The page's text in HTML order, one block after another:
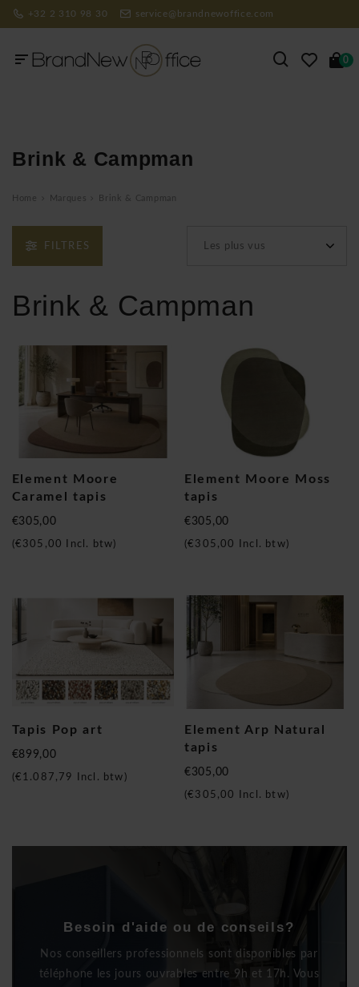
+32 2 310 98 30 service@brandnewoffice.com
0
Brink & Campman
Home Marques Brink & Campman
FILTRES Les plus vus
Brink & Campman
Element Moore
Caramel tapis
€305,00
€305,00 Incl. btw)
Element Moore Moss
tapis
€305,00
(€305,00 Incl. btw)
Tapis Pop art
€899,00
(€1.087,79 Incl. btw)
Element Arp Natural
tapis
€305,00
(€305,00 Incl. btw)
Besoin d'aide ou de conseils?
Nos conseillers professionnels sont disponibles par
téléphone les jours ouvrables entre 9h et 17h. Vous